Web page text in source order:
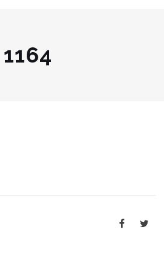
1164